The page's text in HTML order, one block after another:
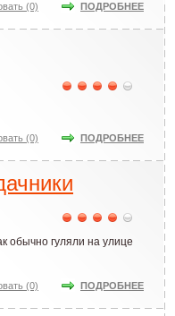
(0) ПОДРОБНЕЕ
(0) ПОДРОБНЕЕ
обычно гуляли на улице
(0) ПОДРОБНЕЕ